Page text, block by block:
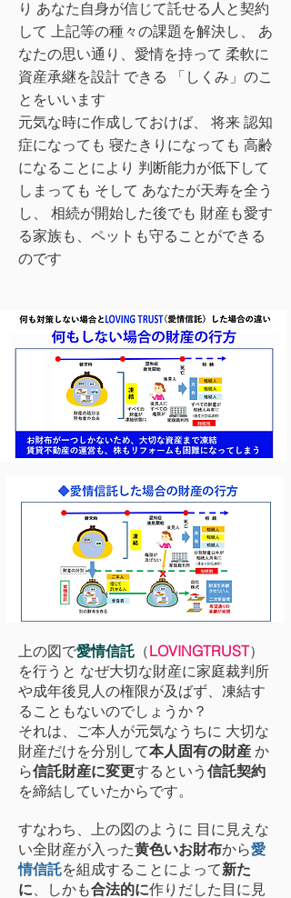
り あなた自身が信じて託せる人と契約
して 上記等の種々の課題を解決し、 あ
なたの思い通り、愛情を持って 柔軟に
資産承継を設計 できる 「しくみ」のこ
とをいいます
元気な時に作成しておけば、 将来 認知
症になっても 寝たきりになっても 高齢
になることにより 判断能力が低下して
しまっても そして あなたが天寿を全う
し、 相続が開始した後でも 財産も愛す
る家族も、 ペットも守ることができる
のです
上の図で愛情信託 （LOVINGTRUST）
を行うと なぜ大切な財産に家庭裁判所
や成年後見人の権限が及ばず、凍結す
ることもないのでしょうか？
それは、ご本人が元気なうちに 大切な
財産だけを分別して本人固有の財産 か
ら信託財産に変更するという 信託契約
を締結していたからです。
すなわち、上の図のように 目に見えな
い全財産が入った黄色いお財布から愛
情信託を組成することによって新た
に、しかも合法的に作りだした目に見